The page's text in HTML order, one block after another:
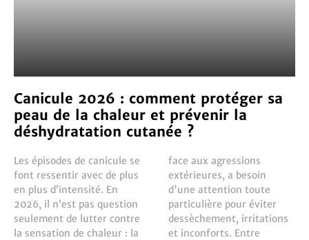
Canicule 2026 : comment protéger sa
peau de la chaleur et prévenir la
déshydratation cutanée ?
Les épisodes de canicule se
font ressentir avec de plus
en plus d’intensité. En
2026, il n’est pas question
seulement de lutter contre
la sensation de chaleur : la
face aux agressions
extérieures, a besoin
d'une attention toute
particulière pour éviter
dessèchement, irritations
et inconforts. Entre